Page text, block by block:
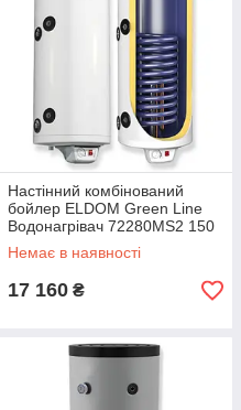
Настінний комбінований
бойлер ELDOM Green Line
Водонагрівач 72280MS2 150
л 3 кВт
Немає в наявності
17 160 ₴